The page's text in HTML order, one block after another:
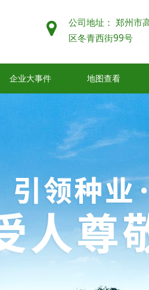
公司地址： 郑州市
区冬青西街99号
企业大事件 地图查看